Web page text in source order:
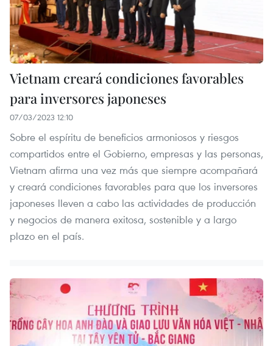
Vietnam creará condiciones favorables
para inversores japoneses
07/03/2023 12:10
Sobre el espíritu de beneficios armoniosos y riesgos
compartidos entre el Gobierno, empresas y las personas,
Vietnam afirma una vez más que siempre acompañará
y creará condiciones favorables para que los inversores
japoneses lleven a cabo las actividades de producción
y negocios de manera exitosa, sostenible y a largo
plazo en el país.